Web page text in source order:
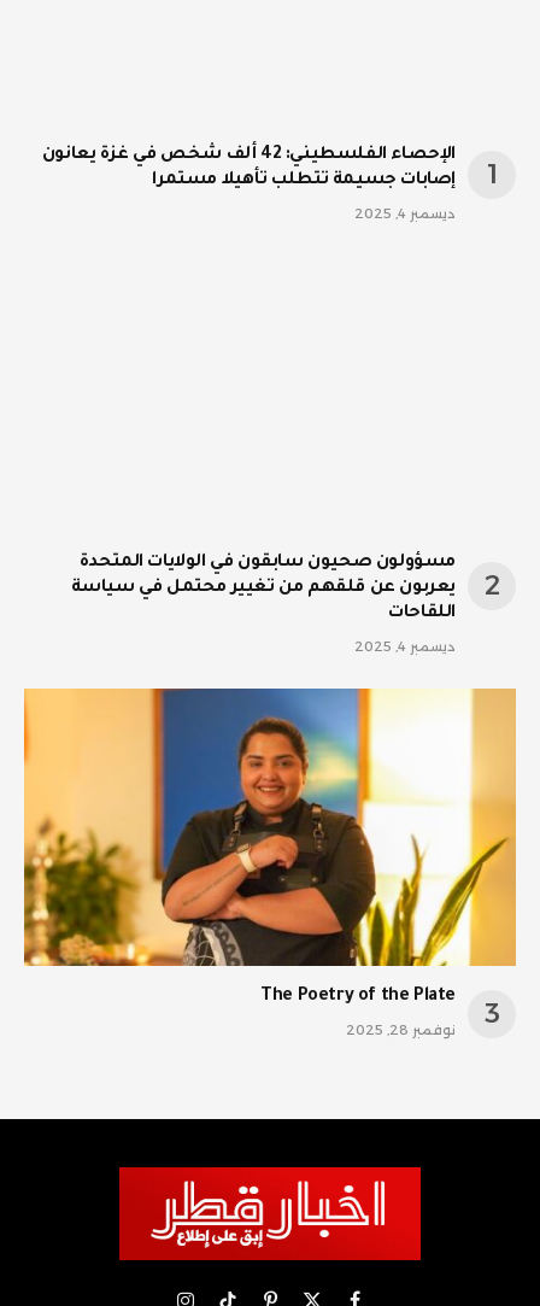
الإحصاء الفلسطيني: 42 ألف شخص في غزة يعانون
إصابات جسيمة تتطلب تأهيلا مستمرا
ديسمبر 4, 2025
مسؤولون صحيون سابقون في الولايات المتحدة
يعربون عن قلقهم من تغيير محتمل في سياسة
اللقاحات
ديسمبر 4, 2025
The Poetry of the Plate
نوفمبر 28, 2025